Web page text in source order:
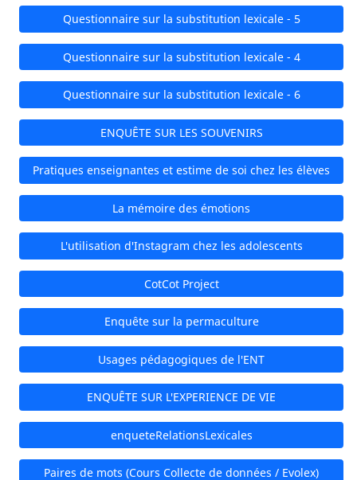
Questionnaire sur la substitution lexicale - 5
Questionnaire sur la substitution lexicale - 4
Questionnaire sur la substitution lexicale - 6
ENQUÊTE SUR LES SOUVENIRS
Pratiques enseignantes et estime de soi chez les élèves
La mémoire des émotions
L'utilisation d'Instagram chez les adolescents
CotCot Project
Enquête sur la permaculture
Usages pédagogiques de l'ENT
ENQUÊTE SUR L'EXPERIENCE DE VIE
enqueteRelationsLexicales
Paires de mots (Cours Collecte de données / Evolex)